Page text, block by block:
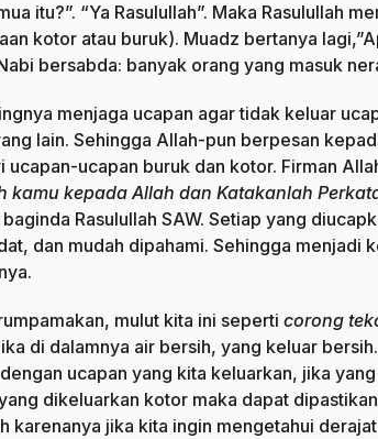
itu?”. “Ya Rasulullah”. Maka Rasulullah
kotor atau buruk). Muadz bertanya
bersabda: banyak orang yang masuk
menjaga ucapan agar tidak keluar
lain. Sehingga Allah-pun berpesan
ucapan-ucapan buruk dan kotor. Firman
kamu kepada Allah dan Katakanlah
Rasulullah SAW. Setiap yang
dan mudah dipahami. Sehingga menjadi
mulut kita ini seperti corong
di dalamnya air bersih, yang keluar
ucapan yang kita keluarkan, jika
dikeluarkan kotor maka dapat
karenanya jika kita ingin mengetahui